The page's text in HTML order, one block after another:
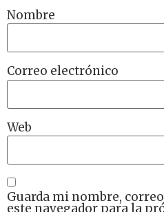
Nombre
Correo electrónico
Web
Guarda mi nombre,
este navegador para la